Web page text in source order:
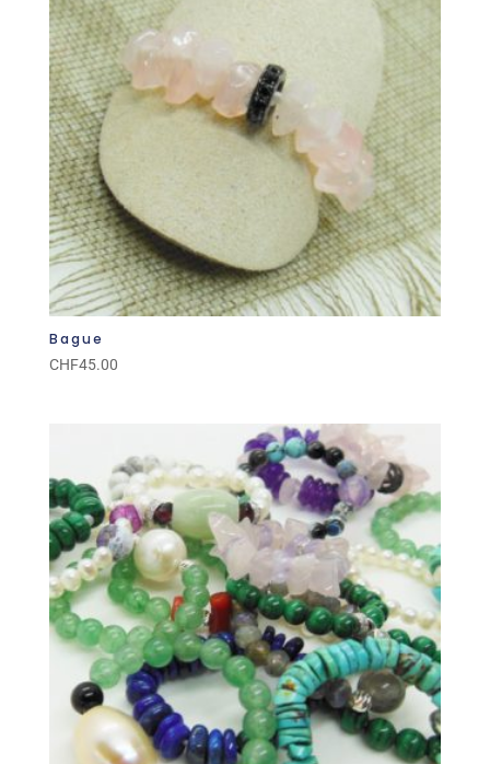
Bague
CHF45.00